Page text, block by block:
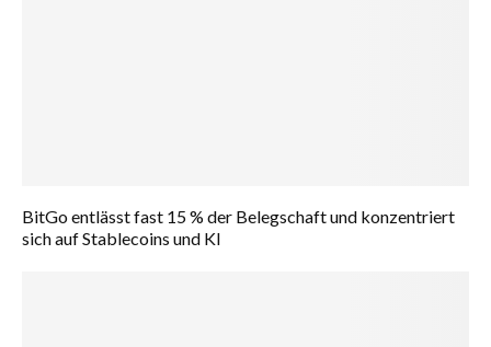
BitGo entlässt fast 15 % der Belegschaft und konzentriert
sich auf Stablecoins und KI